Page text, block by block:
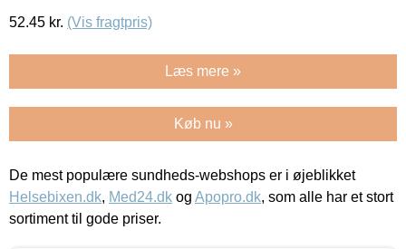
52.45 kr. (Vis fragtpris)
Læs mere »
Køb nu »
De mest populære sundheds-webshops er i øjeblikket
Helsebixen.dk, Med24.dk og Apopro.dk, som alle har et stort
sortiment til gode priser.